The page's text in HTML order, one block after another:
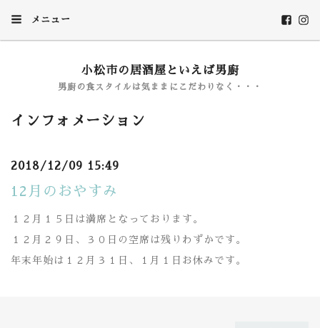
メニュー
小松市の居酒屋といえば男廚
男廚の食スタイルは気ままにこだわりなく・・・
インフォメーション
2018/12/09 15:49
12月のおやすみ
１２月１５日は満席となっております。
１２月２９日、３０日の空席は残りわずかです。
年末年始は１２月３１日、１月１日お休みです。